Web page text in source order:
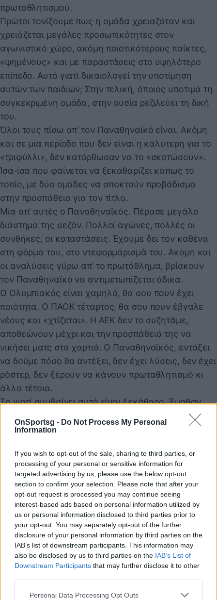
OnSportsg - Do Not Process My Personal
Information
If you wish to opt-out of the sale, sharing to third parties, or
processing of your personal or sensitive information for
targeted advertising by us, please use the below opt-out
section to confirm your selection. Please note that after your
opt-out request is processed you may continue seeing
interest-based ads based on personal information utilized by
us or personal information disclosed to third parties prior to
your opt-out. You may separately opt-out of the further
disclosure of your personal information by third parties on the
IAB’s list of downstream participants. This information may
also be disclosed by us to third parties on the IAB’s List of
Downstream Participants that may further disclose it to other
Personal Data Processing Opt Outs
πρωταθλητισμού.
Πρώτοι τονίζουμε πως η ομάδα χρειαζόταν και
χρειάζεται μεγάλες προσωπικότητες στον
αγωνιστικό χώρο, ακόμη ποιοτικότερους παίκτες,
«ψημένους» και με παραστάσεις στο υψηλότερο
επίπεδο. Αυτό γιατί δικαιολογεί την υποτίμηση
αυτών των παιδιών; Στην τελική, όποιος υποτιμά τη
συγκεκριμένη ομάδα, στην ουσία ρεζιλεύει τη δική
του.
Όλοι τους πίσω απ’ τον Παναθηναϊκό είναι. Ακόμη
και σε μια περίοδο που δεν είναι η καλύτερη για το
«τριφύλλι», δεν κατόρθωσαν να το «σκοτώσουν».
Ίσα-ίσα που φαίνεται να ξεκαθαρίζει κάπως το
τοπίο, με δύο ομάδες να αποκτούν προβάδισμα
στην προσπάθεια για τον τίτλο.
Μία απ’ αυτές ο Παναθηναϊκός. Πέρασε μεγάλο
διάστημα της σεζόν. Πολλοί αγώνες, πολλές οι
συνθήκες, οι καταστάσεις. Έχουμε δει τον καθένα
στη φόρμα του, στο ντεφορμάρισμά του. Ακόμη και
οι αναλύσεις γύρω απ’ το πρωτάθλημα, βρίσκουν
τον Παναθηναϊκό να αντιμετωπίζεται άδικα.
Ο Ολυμπιακός είναι χαμηλά, θα σου πουν έχει
ποιότητα. Ο ΠΑΟΚ τέταρτος, θα σου πουν έβγαλε
νέους και «χτίζεται». Η ΑΕΚ δεν το συζητάμε,
αποθεώνουν μέχρι και την προσπάθειά της να
νικήσει ματς στα χαρτιά. Ο Παναθηναϊκός, εντάξει
να δούμε πόσο θα αντέξει, δεν έχει λύσεις, δεν έχει
ρόστερ, δεν ξέρουν να κάνουν πρωταθλητισμό κι
άλλα τέτοια.
Το γιατί συμβαίνει αυτό είναι ξεκάθαρο. Έμαθαν
τον Παναθηναϊκό να είναι ο φτωχός συγγενής.
Αυτό που δε διεκδικεί, δεν απειλεί κανέναν παρά
«πράσινοι» επέστρεψαν, απειλούν, διεκδικούν στα
ίσα και με δυναμική. Τους ξενίζει. Ταυτόχρονα,
όμως, από την τετράδα της κορυφής είναι ο πιο
εύκολος «στόχος» για κριτική. Κυρίως επειδή ο
ίδιος ο οργανισμός του Παναθηναϊκού έχει μάθει
στην κριτική, άρα δεν μπαίνει στον κόπο είτε να την
αντικρούσει, είτε να την… βάλει στη θέση της. Με
τους υπόλοιπους ισχύει το ακριβώς αντίθετο.
Είναι υποκριτικό λοιπόν να λέγεται εύκολα το
«μπράβο» στον Ιβάν Γιοβάνοβιτς, τη στιγμή που οι
ίδιοι που το λένε υποτιμούν τη δική του δουλειά και